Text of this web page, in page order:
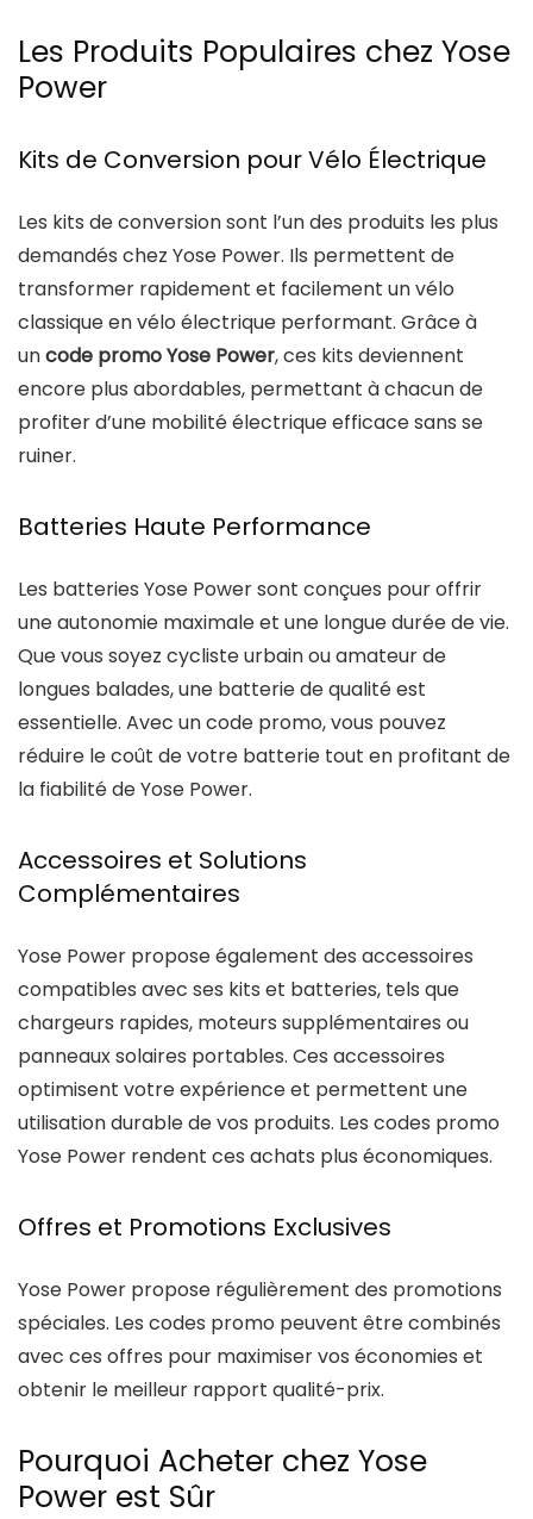
Les Produits Populaires chez Yose
Power
Kits de Conversion pour Vélo Électrique
Les kits de conversion sont l’un des produits les plus
demandés chez Yose Power. Ils permettent de
transformer rapidement et facilement un vélo
classique en vélo électrique performant. Grâce à
uncode promo Yose Power, ces kits deviennent
encore plus abordables, permettant à chacun de
profiter d’une mobilité électrique efficace sans se
ruiner.
Batteries Haute Performance
Les batteries Yose Power sont conçues pour offrir
une autonomie maximale et une longue durée de vie.
Que vous soyez cycliste urbain ou amateur de
longues balades, une batterie de qualité est
essentielle. Avec un code promo, vous pouvez
réduire le coût de votre batterie tout en profitant de
la fiabilité de Yose Power.
Accessoires et Solutions
Complémentaires
Yose Power propose également des accessoires
compatibles avec ses kits et batteries, tels que
chargeurs rapides, moteurs supplémentaires ou
panneaux solaires portables. Ces accessoires
optimisent votre expérience et permettent une
utilisation durable de vos produits. Les codes promo
Yose Power rendent ces achats plus économiques.
Offres et Promotions Exclusives
Yose Power propose régulièrement des promotions
spéciales. Les codes promo peuvent être combinés
avec ces offres pour maximiser vos économies et
obtenir le meilleur rapport qualité-prix.
Pourquoi Acheter chez Yose
Power est Sûr